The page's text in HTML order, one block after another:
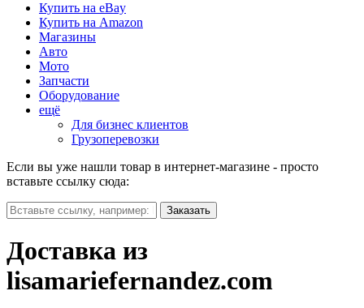
Купить на eBay
Купить на Amazon
Магазины
Авто
Мото
Запчасти
Оборудование
ещё
Для бизнес клиентов
Грузоперевозки
Если вы уже нашли товар в интернет-магазине - просто
вставьте ссылку сюда:
Доставка из
lisamariefernandez.com